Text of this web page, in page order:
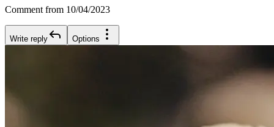
Comment from 10/04/2023
Write reply Options